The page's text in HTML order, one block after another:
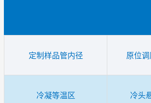
定制样品管内径 原位
冷凝等温区 冷头